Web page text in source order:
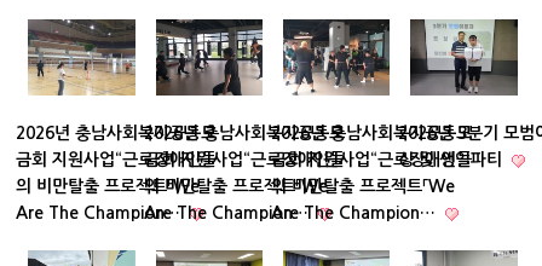
2026년 충남사회복지공동모
금회 지원사업“근로장애인들
의 비만탈출 프로젝트「We
Are The Champion…
2026년 충남사회복지공동모
금회 지원사업“근로장애인들
의 비만탈출 프로젝트「We
Are The Champion…
2026년 충남사회복지공동모
금회 지원사업“근로장애인들
의 비만탈출 프로젝트「We
Are The Champion…
2026년 3분기 모범
상 및 생일파티